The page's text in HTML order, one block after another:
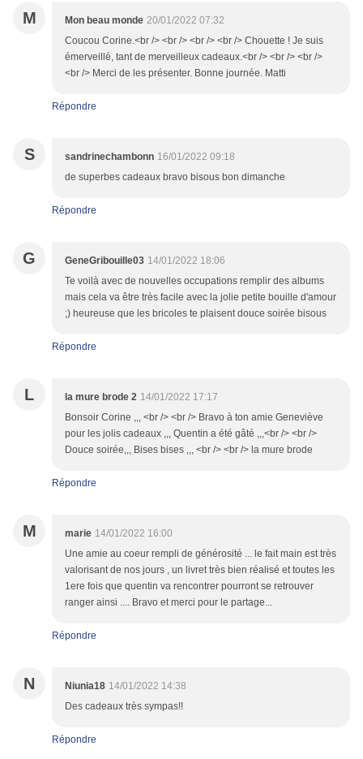
M Mon beau monde 20/01/2022 07:32
Coucou Corine.<br /> <br /> <br /> <br /> Chouette ! Je suis
émerveillé, tant de merveilleux cadeaux.<br /> <br /> <br />
<br /> Merci de les présenter. Bonne journée. Matti
Répondre
S sandrinechambonn 16/01/2022 09:18
de superbes cadeaux bravo bisous bon dimanche
Répondre
G GeneGribouille03 14/01/2022 18:06
Te voilà avec de nouvelles occupations remplir des albums
mais cela va être très facile avec la jolie petite bouille d'amour
;) heureuse que les bricoles te plaisent douce soirée bisous
Répondre
L la mure brode 2 14/01/2022 17:17
Bonsoir Corine ,,, <br /> <br /> Bravo à ton amie Geneviève
pour les jolis cadeaux ,,, Quentin a été gâté ,,,<br /> <br />
Douce soirée,,, Bises bises ,,, <br /> <br /> la mure brode
Répondre
M marie 14/01/2022 16:00
Une amie au coeur rempli de générosité ... le fait main est très
valorisant de nos jours , un livret très bien réalisé et toutes les
1ere fois que quentin va rencontrer pourront se retrouver
ranger ainsi .... Bravo et merci pour le partage...
Répondre
N Niunia18 14/01/2022 14:38
Des cadeaux très sympas!!
Répondre